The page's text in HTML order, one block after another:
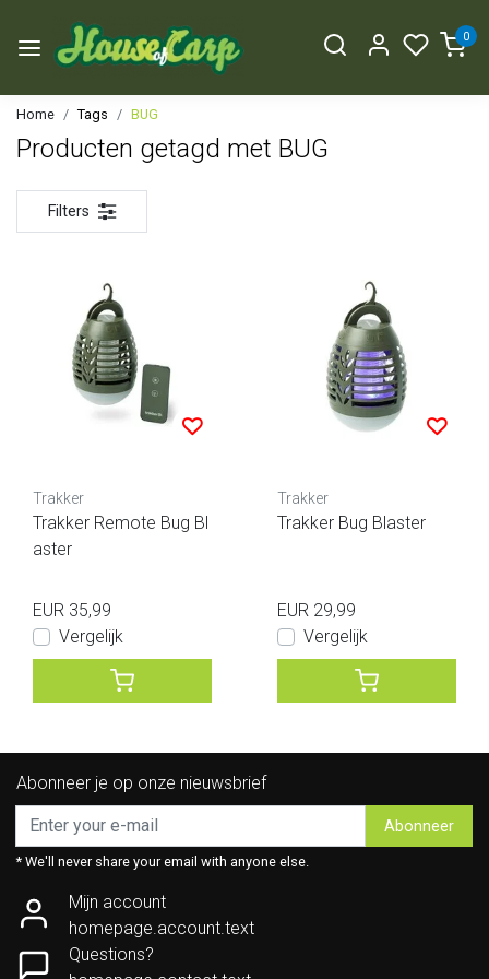
0
Home Tags BUG
Producten getagd met BUG
Filters
Trakker
Trakker Remote Bug Bl
aster
EUR 35,99
Vergelijk
Trakker
Trakker Bug Blaster
EUR 29,99
Vergelijk
Abonneer je op onze nieuwsbrief
Abonneer
* We'll never share your email with anyone else.
Mijn account
homepage.account.text
Questions?